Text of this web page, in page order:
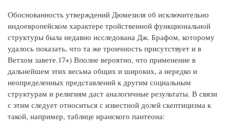
Обоснованность утверждений Дюмезиля об исключительно
индоевропейском характере тройственной функциональной
структуры была недавно исследована Дж. Брафом, которому
удалось показать, что та же троичность присутствует и в
Ветхом завете.17+) Вполне вероятно, что применение в
дальнейшем этих весьма общих и широких, а нередко и
неопределенных представлений к другим социальным
структурам и религиям даст аналогичные результаты. В связи
с этим следует относиться с известной долей скептицизма к
такой, например, таблице иранского пантеона: